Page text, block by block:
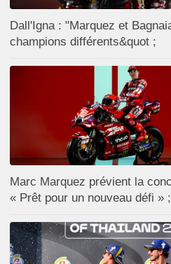
Dall'Igna : "Marquez et
champions différents&quot ;
Marc Marquez prévient la
« Prêt pour un nouveau défi » ;